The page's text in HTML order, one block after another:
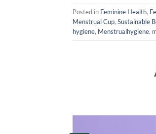
Posted in Feminine Health,
Menstrual Cup, Sustainable
hygiene, Menstrualhygiene,